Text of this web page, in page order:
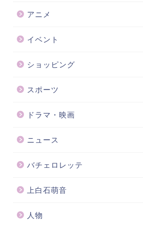
アニメ
イベント
ショッピング
スポーツ
ドラマ・映画
ニュース
バチェロレッテ
上白石萌音
人物